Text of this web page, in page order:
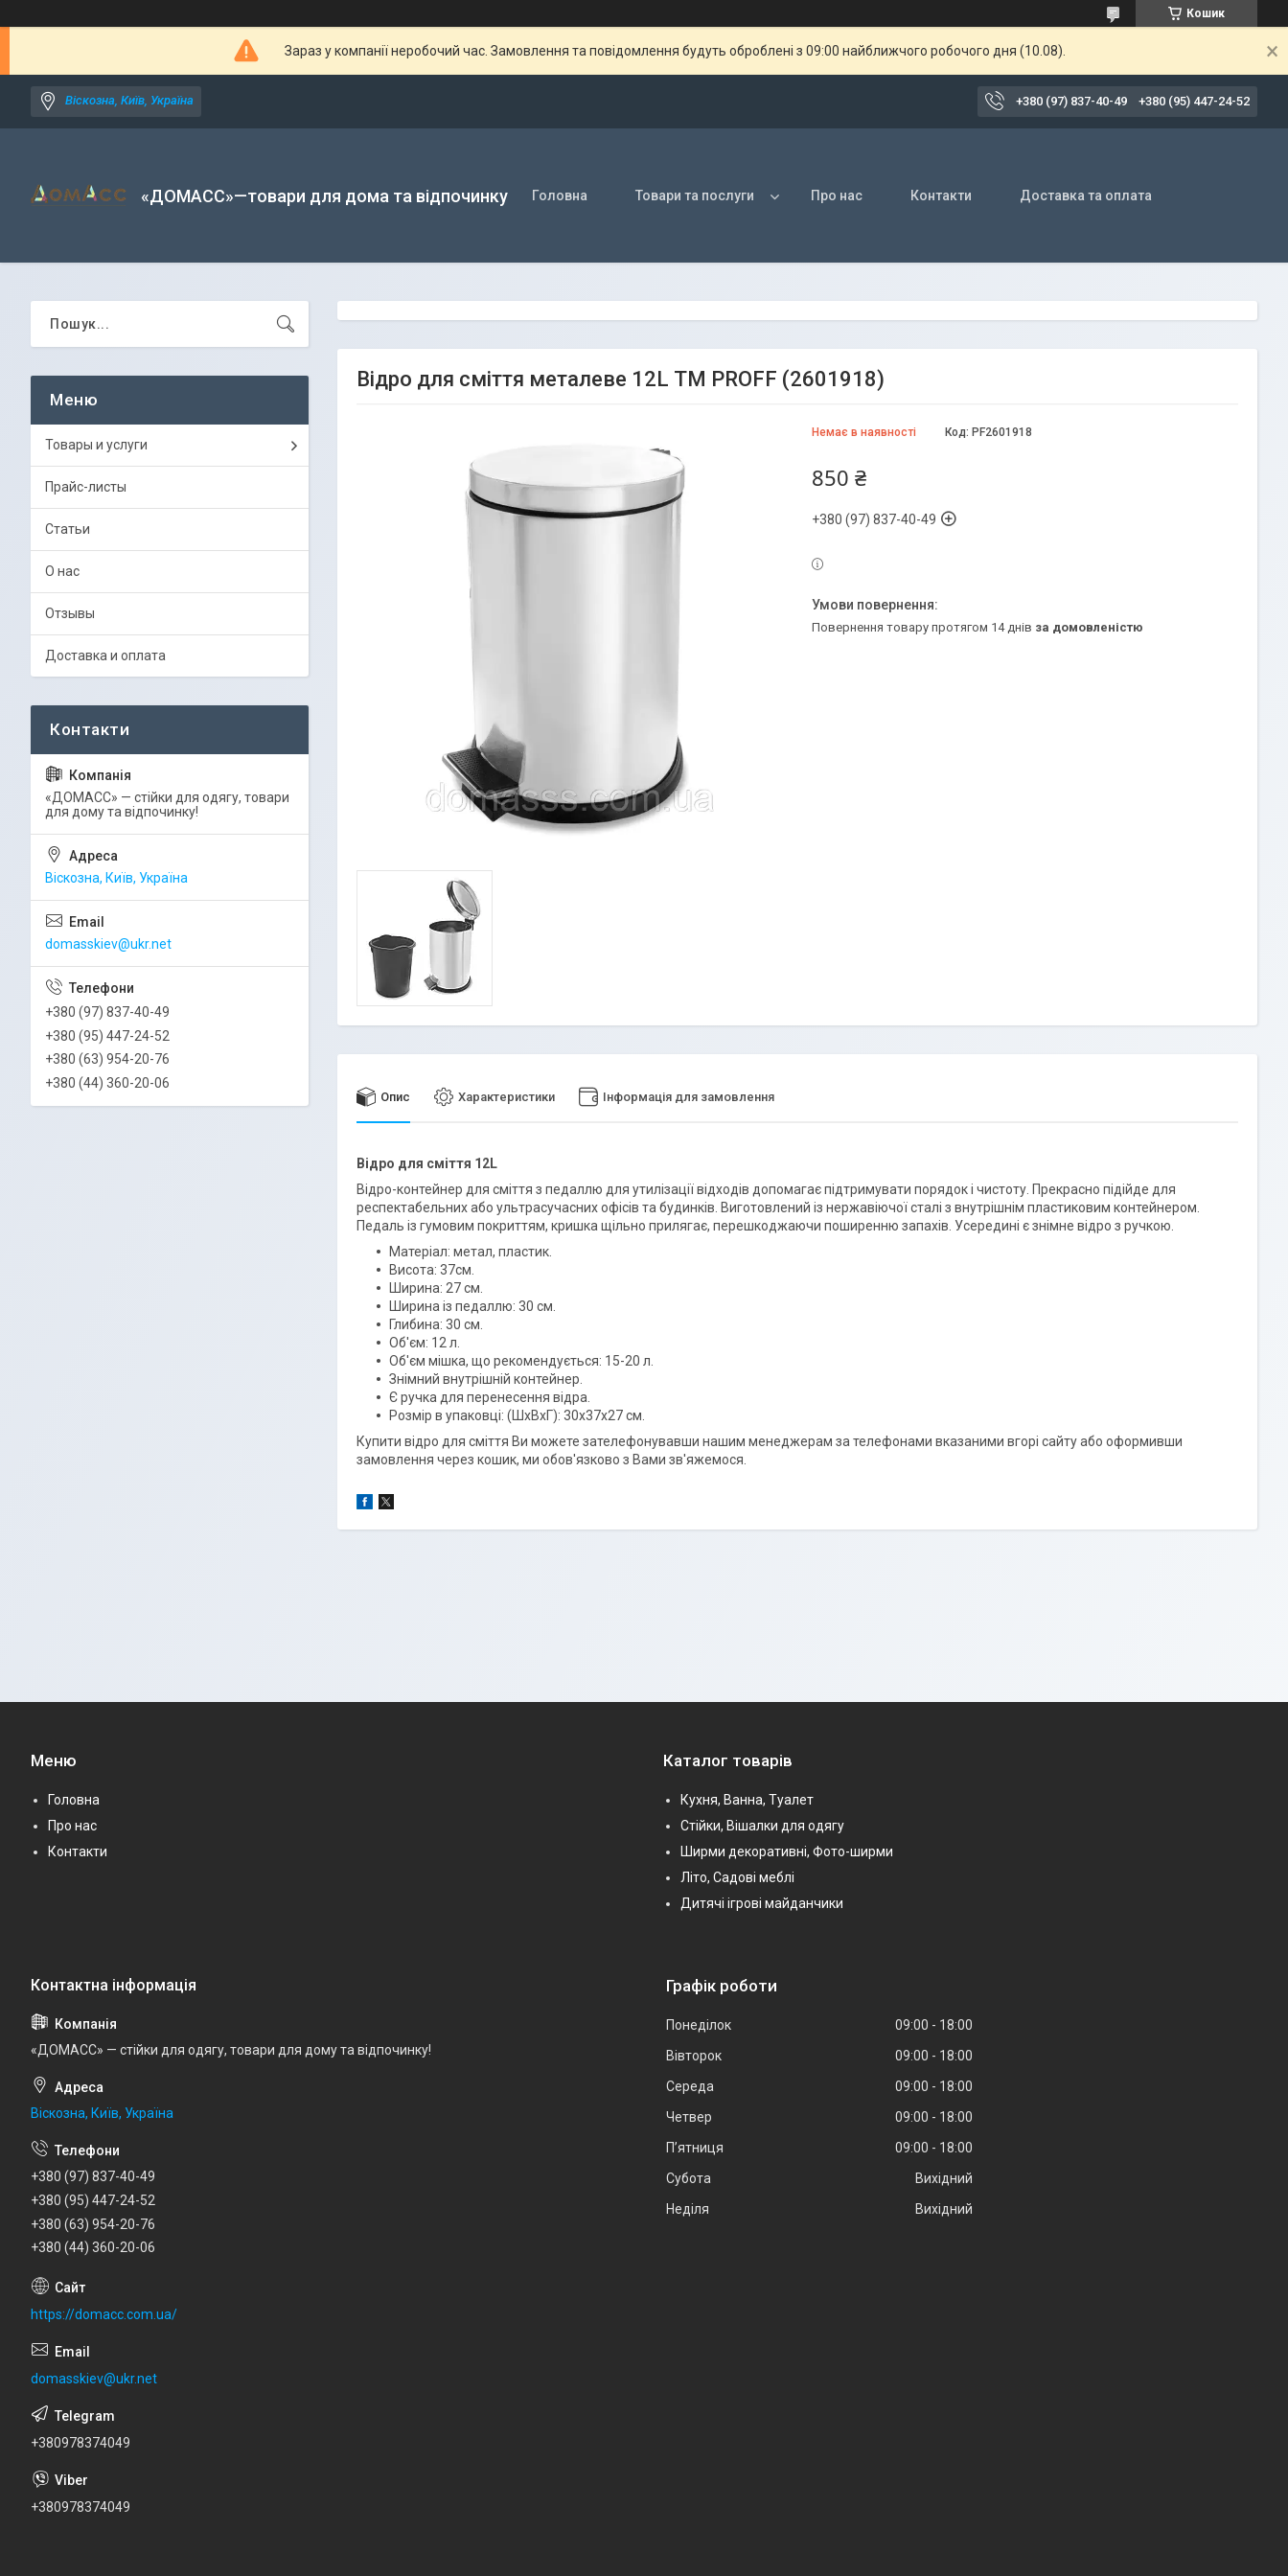
Кошик
Зараз у компанії неробочий час. Замовлення та повідомлення будуть оброблені з 09:00 найближчого робочого дня (10.08).
Віскозна, Київ, Україна +380 (97) 837-40-49 +380 (95) 447-24-52
«ДОМАСС»—товари для дома та відпочинку Головна Товари та послуги Про нас Контакти Доставка та оплата
Відро для сміття металеве 12L ТМ PROFF (2601918)
Немає в наявності Код: PF2601918
850 ₴
+380 (97) 837-40-49
повернення товару протягом 14 днів за домовленістю
Опис Характеристики Інформація для замовлення
Відро для сміття 12L
Відро-контейнер для сміття з педаллю для утилізації відходів допомагає підтримувати порядок і чистоту. Прекрасно підійде для
респектабельних або ультрасучасних офісів та будинків. Виготовлений із нержавіючої сталі з внутрішнім пластиковим контейнером.
Педаль із гумовим покриттям, кришка щільно прилягає, перешкоджаючи поширенню запахів. Усередині є знімне відро з ручкою.
Матеріал: метал, пластик.
Висота: 37см.
Ширина: 27 см.
Ширина із педаллю: 30 см.
Глибина: 30 см.
Об'єм: 12 л.
Об'єм мішка, що рекомендується: 15-20 л.
Знімний внутрішній контейнер.
Є ручка для перенесення відра.
Розмір в упаковці: (ШхВхГ): 30х37х27 см.
Купити відро для сміття Ви можете зателефонувавши нашим менеджерам за телефонами вказаними вгорі сайту або оформивши
замовлення через кошик, ми обов'язково з Вами зв'яжемося.
Товары и услуги
Прайс-листы
Статьи
О нас
Отзывы
Доставка и оплата
«ДОМАСС» — стійки для одягу, товари
для дому та відпочинку!
Віскозна, Київ, Україна
domasskiev@ukr.net
+380 (97) 837-40-49
+380 (95) 447-24-52
+380 (63) 954-20-76
+380 (44) 360-20-06
Меню
Головна
Про нас
Контакти
Каталог товарів
Кухня, Ванна, Туалет
Стійки, Вішалки для одягу
Ширми декоративні, Фото-ширми
Літо, Садові меблі
Дитячі ігрові майданчики
«ДОМАСС» — стійки для одягу, товари для дому та відпочинку!
Віскозна, Київ, Україна
+380 (97) 837-40-49
+380 (95) 447-24-52
+380 (63) 954-20-76
+380 (44) 360-20-06
https://domacc.com.ua/
domasskiev@ukr.net
+380978374049
+380978374049
Графік роботи
Понеділок 09:00
18:00
Вівторок
09:00
18:00
Середа
09:00
18:00
Четвер
09:00
18:00
Пʼятниця
09:00
18:00
Субота
Вихідний
Неділя
Вихідний